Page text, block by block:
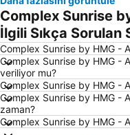
Kulturen tsentar Morsko
Avtogara Slunchev Briag
Nessebar - Stariat Grad
Sarafovo
Plaj Kraimorie
Kara dere
Kraymorie
Complex Sunrise
İlgili Sıkça Sorulan
Complex Sunrise by HMG -
Complex Sunrise by HMG -
veriliyor mu?
Complex Sunrise by HMG -
Complex Sunrise by HMG -
zaman?
Complex Sunrise by HMG -